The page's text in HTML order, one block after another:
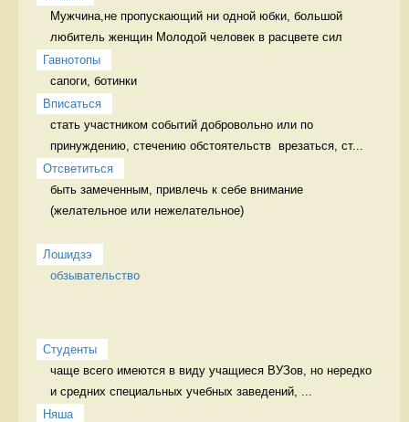
Мужчина,не пропускающий ни одной юбки, большой
любитель женщин Молодой человек в расцвете сил
Гавнотопы
сапоги, ботинки
Вписаться
стать участником событий добровольно или по
принуждению, стечению обстоятельств  врезаться, ст...
Отсветиться
быть замеченным, привлечь к себе внимание
(желательное или нежелательное)
Лошидзэ
обзывательство
Студенты
чаще всего имеются в виду учащиеся ВУЗов, но нередко
и средних специальных учебных заведений, ...
Няша